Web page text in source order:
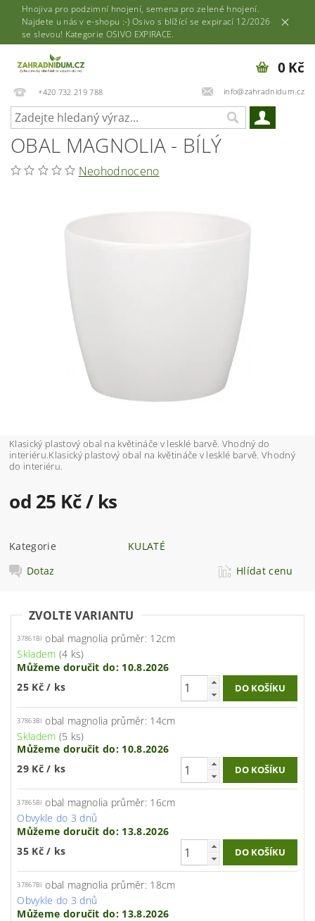
Hnojiva pro podzimní hnojení, semena pro zelené hnojení.
Najdete u nás v e-shopu :-) Osivo s blížící se expirací 12/2026
se slevou! Kategorie OSIVO EXPIRACE.
+420 732 219 788 info@zahradnidum.cz
0 Kč
OBAL MAGNOLIA - BÍLÝ
Neohodnoceno
Klasický plastový obal na květináče v lesklé barvě. Vhodný do
interiéru.Klasický plastový obal na květináče v lesklé barvě. Vhodný
do interiéru.
od 25 Kč/ ks
Kategorie
KULATÉ
Dotaz
Hlídat cenu
ZVOLTE VARIANTU
37861BI obal magnolia průměr: 12cm
Skladem (4 ks)
Můžeme doručit do: 10.8.2026
25 Kč/ ks
37863BI obal magnolia průměr: 14cm
Skladem (5 ks)
Můžeme doručit do: 10.8.2026
29 Kč/ ks
37865BI
obal magnolia průměr: 16cm
Obvykle do 3 dnů
Můžeme doručit do: 13.8.2026
35 Kč/ ks
37867BI obal magnolia průměr: 18cm
Obvykle do 3 dnů
Můžeme doručit do: 13.8.2026